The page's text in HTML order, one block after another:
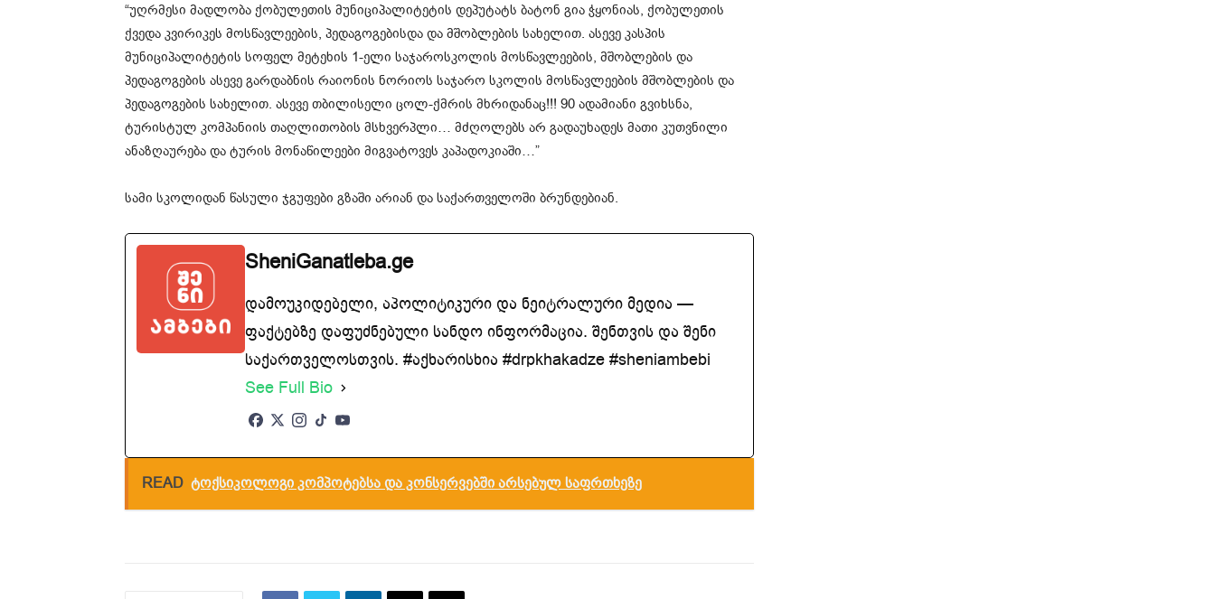
“უღრმესი მადლობა ქობულეთის მუნიციპალიტეტის დეპუტატს ბატონ გია ჭყონიას, ქობულეთის
ქვედა კვირიკეს მოსწავლეების, პედაგოგებისდა და მშობლების სახელით. ასევე კასპის
მუნიციპალიტეტის სოფელ მეტეხის 1-ელი საჯაროსკოლის მოსწავლეების, მშობლების და
პედაგოგების ასევე გარდაბნის რაიონის ნორიოს საჯარო სკოლის მოსწავლეების მშობლების და
პედაგოგების სახელით. ასევე თბილისელი ცოლ-ქმრის მხრიდანაც!!! 90 ადამიანი გვიხსნა,
ტურისტულ კომპანიის თაღლითობის მსხვერპლი… მძღოლებს არ გადაუხადეს მათი კუთვნილი
ანაზღაურება და ტურის მონაწილეები მიგვატოვეს კაპადოკიაში…”
სამი სკოლიდან წასული ჯგუფები გზაში არიან და საქართველოში ბრუნდებიან.
SheniGanatleba.ge
დამოუკიდებელი, აპოლიტიკური და ნეიტრალური მედია —
ფაქტებზე დაფუძნებული სანდო ინფორმაცია. შენთვის და შენი
საქართველოსთვის. #აქხარისხია #drpkhakadze #sheniambebi
See Full Bio
READ ტოქსიკოლოგი კომპოტებსა და კონსერვებში არსებულ საფრთხეზე